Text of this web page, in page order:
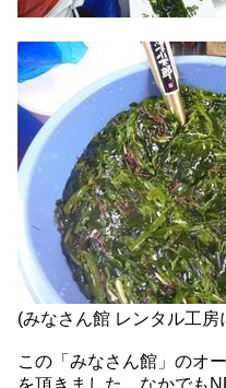
(みなさん館 レンタル工房
この「みなさん館」のオ
を頂きました。なかでも